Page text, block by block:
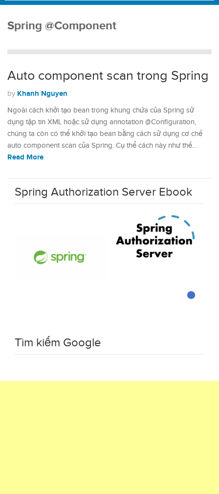
Spring @Component
Auto component scan trong Spring
by Khanh Nguyen
Ngoài cách khởi tạo bean trong khung chứa của Spring sử
dụng tập tin XML hoặc sử dụng annotation @Configuration,
chúng ta còn có thể khởi tạo bean bằng cách sử dụng cơ chế
auto component scan của Spring. Cụ thể cách này như thế…
Read More
Spring Authorization Server Ebook
Tìm kiếm Google